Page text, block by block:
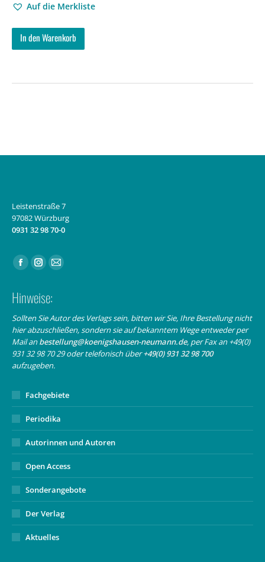
Auf die Merkliste
In den Warenkorb
Leistenstraße 7
97082 Würzburg
0931 32 98 70-0
Finden Sie uns auf:
Facebook
opens
in
new
window
Instagram
opens
in
new
window
E-
opens
in
new
Hinweise:
Sollten Sie Autor des Verlags sein, bitten wir Sie, Ihre Bestellung nicht
hier abzuschließen, sondern sie auf bekanntem Wege entweder per
Mail anbestellung@koenigshausen-neumann.de, per Fax an +49(0)
931 32 98 70 29 oder telefonisch über+49(0) 931 32 98 700
aufzugeben.
Fachgebiete
Periodika
Autorinnen und Autoren
Open Access
Sonderangebote
Der Verlag
Aktuelles